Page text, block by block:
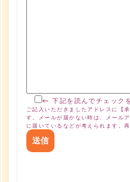
← 下記を読んでチェック
ご記入いただきましたアドレスに【
す。メールが届かない時は、メール
に届いているなどが考えられます。